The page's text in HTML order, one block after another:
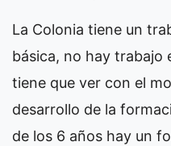
La Colonia tiene un
básica, no hay
tiene que ver con el
desarrollo de la
de los 6 años hay un